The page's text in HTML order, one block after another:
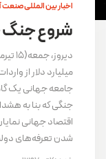
اخبار بین المللی صنعت
شروع جنگ
میلیارد دلار از
جامعه جهانی یک
جنگی که بنا به
اقتصاد جهانی
شدن تعرفه‌های